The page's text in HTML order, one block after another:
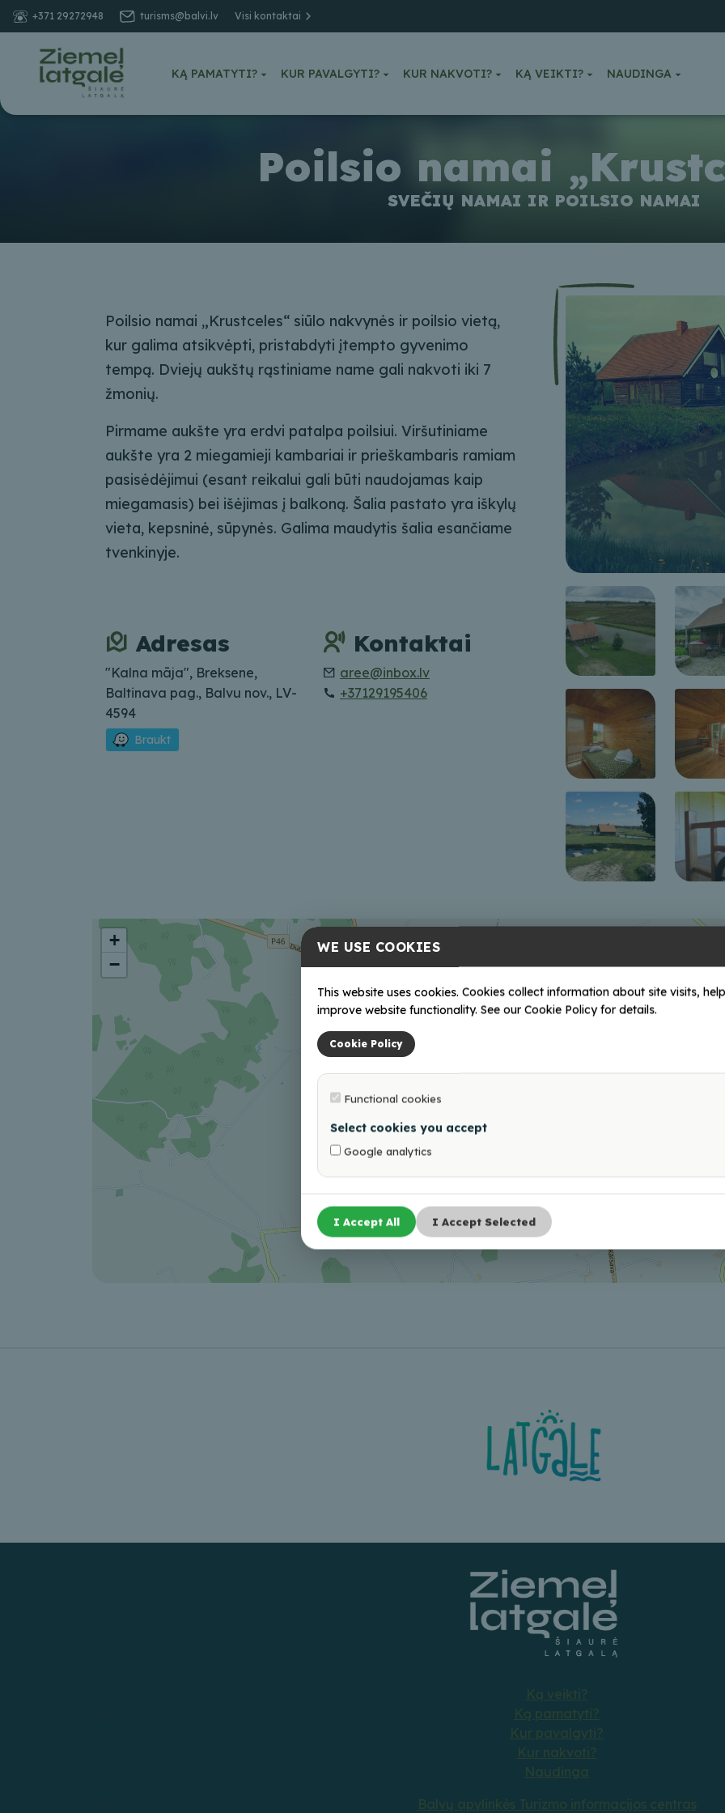
+371 29272948 turisms@balvi.lv Visi kontaktai
KĄ PAMATYTI? KUR PAVALGYTI? KUR NAKVOTI? KĄ VEIKTI? NAUDINGA
Poilsio namai
SVEČIŲ NAMAI IR POILSIO NAMAI
Poilsio namai „Krustceles“ siūlo nakvynės ir poilsio vietą,
kur galima atsikvėpti, pristabdyti įtempto gyvenimo
tempą. Dviejų aukštų rąstiniame name gali nakvoti iki 7
žmonių.
Pirmame aukšte yra erdvi patalpa poilsiui. Viršutiniame
aukšte yra 2 miegamieji kambariai ir prieškambaris ramiam
pasisėdėjimui (esant reikalui gali būti naudojamas kaip
miegamasis) bei išėjimas į balkoną. Šalia pastato yra iškylų
vieta, kepsninė, sūpynės. Galima maudytis šalia esančiame
tvenkinyje.
Adresas
"Kalna māja", Breksene,
Baltinava pag., Balvu nov., LV-
4594
Braukt
Kontaktai
aree@inbox.lv
+37129195406
+
−
Ką veikti?
Ką pamatyti?
Kur pavalgyti?
Kur nakvoti?
Naudinga
Balvų apylinkės Turizmo informacijos centras
WE USE COOKIES
This website uses cookies. Cookies collect information about site visits,
improve website functionality. See our Cookie Policy for details.
Cookie Policy
Functional cookies
Select cookies you accept
Google analytics
I Accept All I Accept Selected